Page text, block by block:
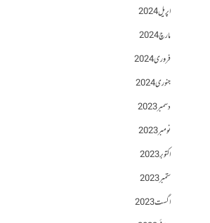
اپریل 2024
مارچ 2024
فروری 2024
جنوری 2024
دسمبر 2023
نومبر 2023
اکتوبر 2023
ستمبر 2023
اگست 2023